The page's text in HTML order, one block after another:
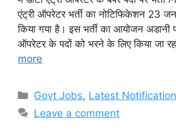
एंट्री ऑपरेटर भर्ती का नोटिफिकेशन 23
किया गया है। इस भर्ती का आयोजन अडानी
ऑपरेटर के पदों को भरने के लिए किया जा
more
Categories
Govt Jobs, Latest Notification
Leave a comment